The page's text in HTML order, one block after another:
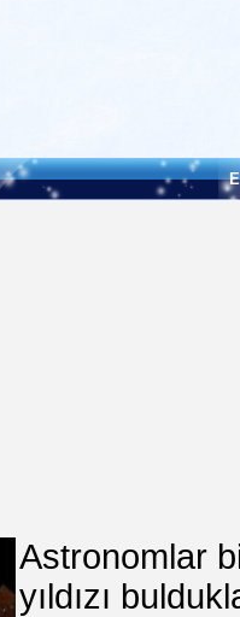
Astronomlar
yıldızı